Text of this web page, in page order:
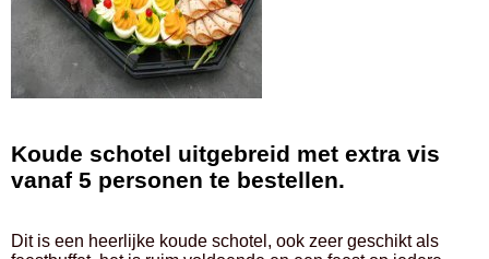
Koude schotel uitgebreid met extra vis
vanaf 5 personen te bestellen.
Dit is een heerlijke koude schotel, ook zeer geschikt als